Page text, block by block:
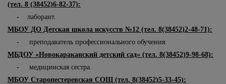
(тел. 8 (38452)6-82-37):
- лаборант.
МБОУ ДО Детская школа искусств №12 (тел. 8(38452)2-48-71):
- преподаватель профессионального обучения.
МБДОУ «Новокараканский детский сад» (тел. 8(38452)9-98-68):
- медицинская сестра.
МБОУ Старопестеревская СОШ (тел. 8(38452)5-33-45):